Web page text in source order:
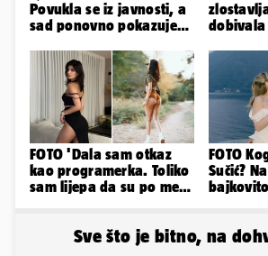
Povukla se iz javnosti, a
sad ponovno pokazuje
tukao
FOTO 'Dala sam otkaz
kao programerka. Toliko
sam lijepa da su po meni
FOTO
Sučić?
Sve što je bitno, na